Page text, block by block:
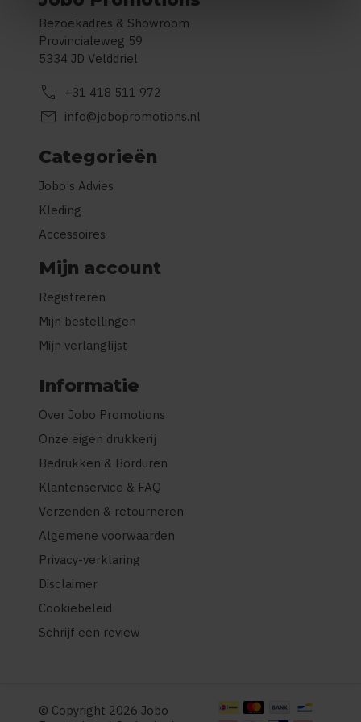
Bezoekadres & Showroom
Provincialeweg 59
5334 JD Velddriel
call +31 418 511 972
mail info@jobopromotions.nl
Categorieën
Jobo's Advies
Kleding
Accessoires
Mijn account
Registreren
Mijn bestellingen
Mijn verlanglijst
Informatie
Over Jobo Promotions
Onze eigen drukkerij
Bedrukken & Borduren
Klantenservice & FAQ
Verzenden & retourneren
Algemene voorwaarden
Privacy-verklaring
Disclaimer
Cookiebeleid
Schrijf een review
© Copyright 2026 Jobo